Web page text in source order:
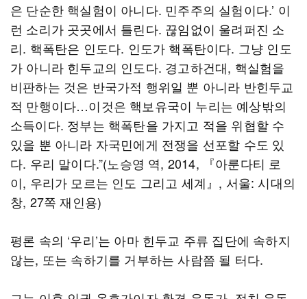
은 단순한 핵실험이 아니다. 민주주의 실험이다.’ 이
런 소리가 곳곳에서 틀린다. 끊임없이 울려퍼진 소
리. 핵폭탄은 인도다. 인도가 핵폭탄이다. 그냥 인도
가 아니라 힌두교의 인도다. 경고하건대, 핵실험을
비판하는 것은 반국가적 행위일 뿐 아니라 반힌두교
적 만행이다…이것은 핵보유국이 누리는 예상밖의
소득이다. 정부는 핵폭탄을 가지고 적을 위협할 수
있을 뿐 아니라 자국민에게 전쟁을 선포할 수도 있
다. 우리 말이다.”(노승영 역, 2014, 『아룬다티 로
이, 우리가 모르는 인도 그리고 세계』, 서울: 시대의
창, 27쪽 재인용)
평론 속의 ‘우리’는 아마 힌두교 주류 집단에 속하지
않는, 또는 속하기를 거부하는 사람쯤 될 터다.